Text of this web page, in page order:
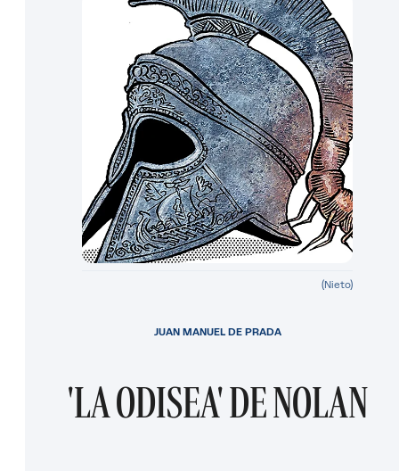
(Nieto)
'LA ODISEA' DE NOLAN
JUAN MANUEL DE PRADA